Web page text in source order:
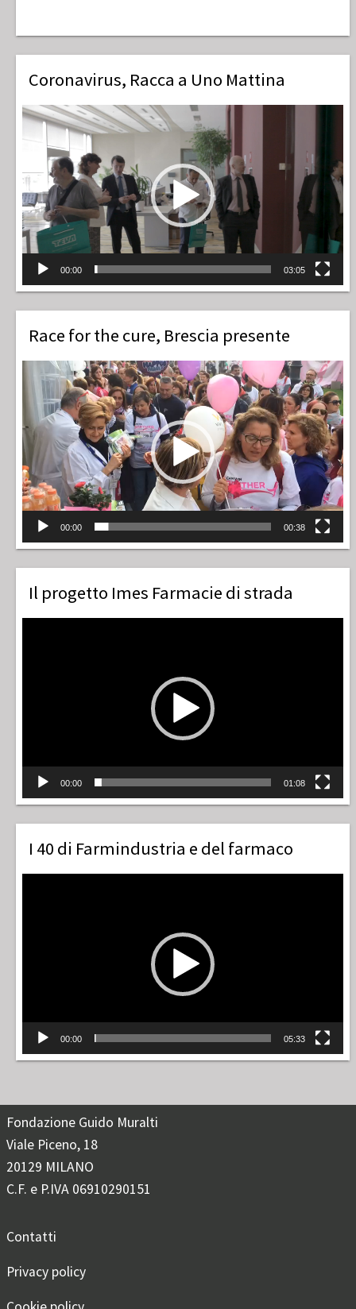
Coronavirus, Racca a Uno Mattina
Video
Player
00:00 03:05
Race for the cure, Brescia presente
Video
Player
00:00 00:38
Il progetto Imes Farmacie di strada
00:00 01:08
I 40 di Farmindustria e del farmaco
00:00 05:33
Fondazione Guido Muralti
Viale Piceno, 18
20129 MILANO
C.F. e P.IVA 06910290151
Contatti
Privacy policy